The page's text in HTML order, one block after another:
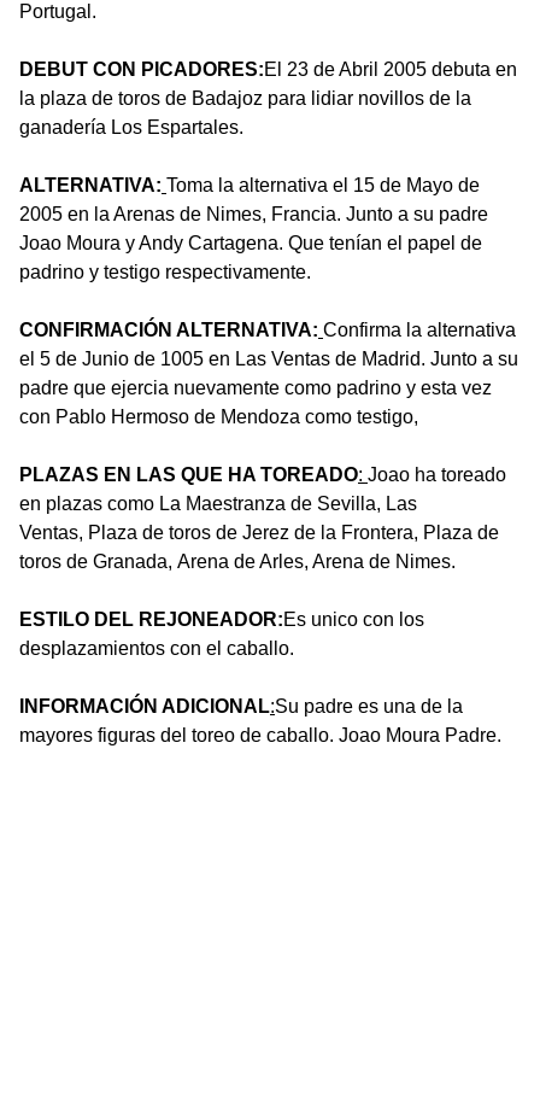
Portugal.
DEBUT CON PICADORES:El 23 de Abril 2005 debuta en
la plaza de toros de Badajoz para lidiar novillos de la
ganadería Los Espartales.
ALTERNATIVA: Toma la alternativa el 15 de Mayo de
2005 en la Arenas de Nimes, Francia. Junto a su padre
Joao Moura y Andy Cartagena. Que tenían el papel de
padrino y testigo respectivamente.
CONFIRMACIÓN ALTERNATIVA: Confirma la alternativa
el 5 de Junio de 1005 en Las Ventas de Madrid. Junto a su
padre que ejercia nuevamente como padrino y esta vez
con Pablo Hermoso de Mendoza como testigo,
PLAZAS EN LAS QUE HA TOREADO: Joao ha toreado
en plazas como La Maestranza de Sevilla, Las
Ventas, Plaza de toros de Jerez de la Frontera, Plaza de
toros de Granada, Arena de Arles, Arena de Nimes.
ESTILO DEL REJONEADOR:Es unico con los
desplazamientos con el caballo.
INFORMACIÓN ADICIONAL:Su padre es una de la
mayores figuras del toreo de caballo. Joao Moura Padre.